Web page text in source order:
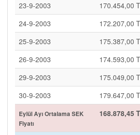
23-9-2003
170.454,00
24-9-2003
172.207,00
25-9-2003
175.387,00
26-9-2003
174.593,00
29-9-2003
175.049,00
30-9-2003
179.647,00
Eylül Ayı Ortalama SEK
Fiyatı
168.878,45